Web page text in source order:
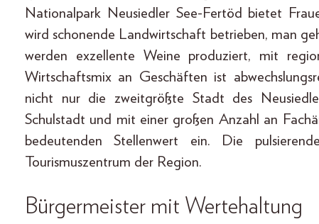
Nationalpark Neusiedler See-Fertöd bietet
wird schonende Landwirtschaft betrieben, man
werden exzellente Weine produziert, mit
Wirtschaftsmix an Geschäften ist
nicht nur die zweitgrößte Stadt des
Schulstadt und mit einer großen Anzahl an
bedeutenden Stellenwert ein. Die
Tourismuszentrum der Region.
Bürgermeister mit Wertehaltung